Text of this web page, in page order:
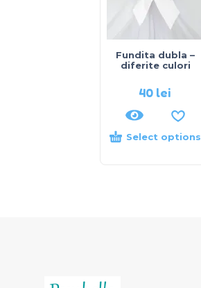
Fundita dubla –
diferite culori
40 lei
Select options